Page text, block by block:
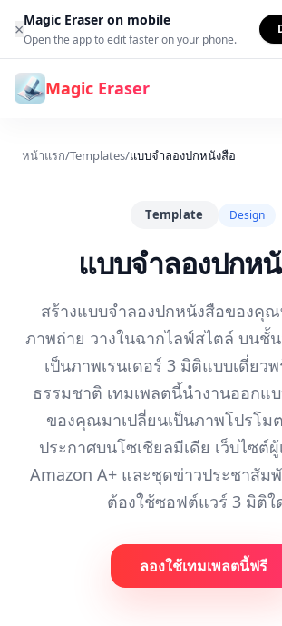
ข้ามไปยังเนื้อหา
×Magic Eraser on mobile
Open the app to edit faster on your phone.
Magic Eraser
หน้าแรก/Templates/แบบจำลองปกหนังสือ
Template Design
แบบจำลองปกห
สร้างแบบจำลองปกหนังสือของคุ
ภาพถ่าย วางในฉากไลฟ์สไตล์ บนชั้
เป็นภาพเรนเดอร์ 3 มิติแบบเดี่ยว
ธรรมชาติ เทมเพลตนี้นำงานออกแ
ของคุณมาเปลี่ยนเป็นภาพโปรโม
ประกาศบนโซเชียลมีเดีย เว็บไซต์
Amazon A+ และชุดข่าวประชาสั
ต้องใช้ซอฟต์แวร์ 3 มิติใ
ลองใช้เทมเพลตนี้ฟรี